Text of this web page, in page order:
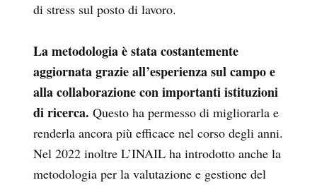
di stress sul posto di lavoro.
La metodologia è stata costantemente
aggiornata grazie all’esperienza sul campo e
alla collaborazione con importanti istituzioni
di ricerca. Questo ha permesso di migliorarla e
renderla ancora più efficace nel corso degli anni.
Nel 2022 inoltre L’INAIL ha introdotto anche la
metodologia per la valutazione e gestione del